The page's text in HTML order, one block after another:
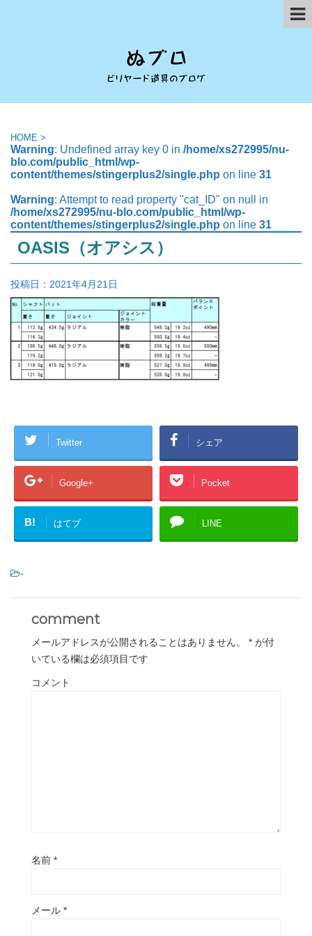
HOME >
Warning: Undefined array key 0 in /home/xs272995/nu-
blo.com/public_html/wp-
content/themes/stingerplus2/single.php on line 31
Warning: Attempt to read property "cat_ID" on null in
/home/xs272995/nu-blo.com/public_html/wp-
content/themes/stingerplus2/single.php on line 31
OASIS（オアシス）
投稿日： 2021年4月21日
Twitter シェア
Google+ Pocket
B! はてブ LINE
-
comment
メールアドレスが公開されることはありません。 * が付
いている欄は必須項目です
コメント
名前 *
メール *